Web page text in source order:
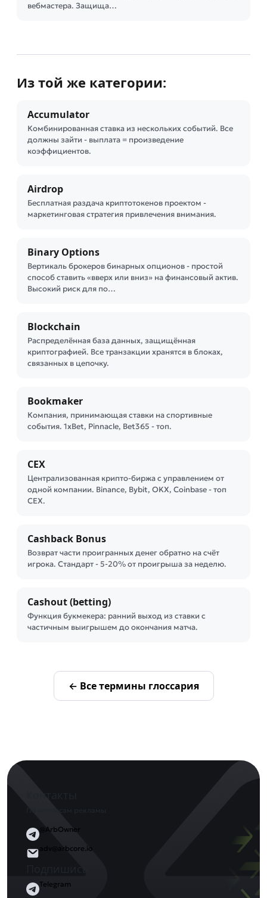
вебмастера. Защища…
Из той же категории:
Accumulator
Комбинированная ставка из нескольких событий. Все
должны зайти - выплата = произведение
коэффициентов.
Airdrop
Бесплатная раздача криптотокенов проектом -
маркетинговая стратегия привлечения внимания.
Binary Options
Вертикаль брокеров бинарных опционов - простой
способ ставить «вверх или вниз» на финансовый актив.
Высокий риск для по…
Blockchain
Распределённая база данных, защищённая
криптографией. Все транзакции хранятся в блоках,
связанных в цепочку.
Bookmaker
Компания, принимающая ставки на спортивные
события. 1xBet, Pinnacle, Bet365 - топ.
CEX
Централизованная крипто-биржа с управлением от
одной компании. Binance, Bybit, OKX, Coinbase - топ
CEX.
Cashback Bonus
Возврат части проигранных денег обратно на счёт
игрока. Стандарт - 5-20% от проигрыша за неделю.
Cashout (betting)
Функция букмекера: ранний выход из ставки с
частичным выигрышем до окончания матча.
← Все термины глоссария
@ArbOwner
adv@arbcore.io
Telegram